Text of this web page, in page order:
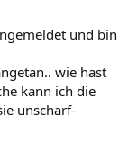
und bin
wie hast
kann ich die
unscharf-